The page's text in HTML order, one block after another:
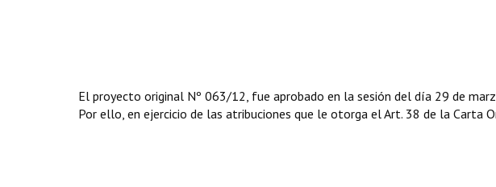
El proyecto original Nº 063/12, fue aprobado en la sesión del día 29 de
Por ello, en ejercicio de las atribuciones que le otorga el Art. 38 de la Carta